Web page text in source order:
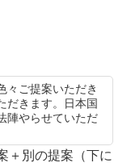
々ご提案いただき
だきます。日本国
陣やらせていただ
＋別の提案（下に